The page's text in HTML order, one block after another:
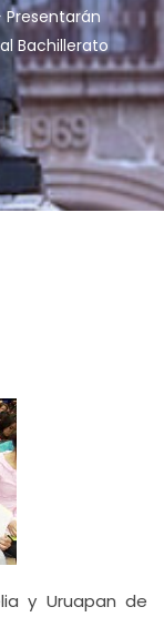
Presentarán
Bachillerato
y Uruapan de